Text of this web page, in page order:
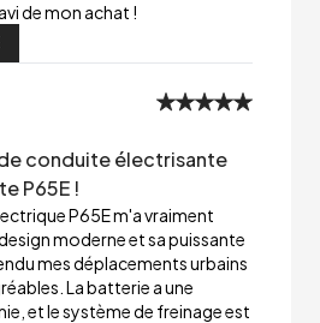
de mon achat !
conduite électrisante
P65E !
P65E m'a vraiment
moderne et sa puissante
mes déplacements urbains
La batterie a une
et le système de freinage est